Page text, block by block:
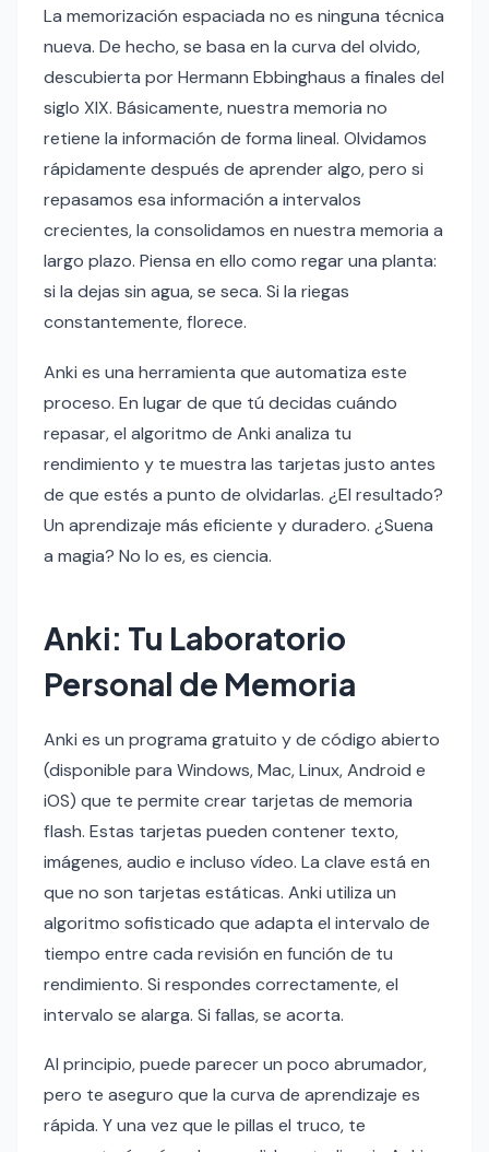
La memorización espaciada no es ninguna técnica
nueva. De hecho, se basa en la curva del olvido,
descubierta por Hermann Ebbinghaus a finales del
siglo XIX. Básicamente, nuestra memoria no
retiene la información de forma lineal. Olvidamos
rápidamente después de aprender algo, pero si
repasamos esa información a intervalos
crecientes, la consolidamos en nuestra memoria a
largo plazo. Piensa en ello como regar una planta:
si la dejas sin agua, se seca. Si la riegas
constantemente, florece.
Anki es una herramienta que automatiza este
proceso. En lugar de que tú decidas cuándo
repasar, el algoritmo de Anki analiza tu
rendimiento y te muestra las tarjetas justo antes
de que estés a punto de olvidarlas. ¿El resultado?
Un aprendizaje más eficiente y duradero. ¿Suena
a magia? No lo es, es ciencia.
Anki: Tu Laboratorio
Personal de Memoria
Anki es un programa gratuito y de código abierto
(disponible para Windows, Mac, Linux, Android e
iOS) que te permite crear tarjetas de memoria
flash. Estas tarjetas pueden contener texto,
imágenes, audio e incluso vídeo. La clave está en
que no son tarjetas estáticas. Anki utiliza un
algoritmo sofisticado que adapta el intervalo de
tiempo entre cada revisión en función de tu
rendimiento. Si respondes correctamente, el
intervalo se alarga. Si fallas, se acorta.
Al principio, puede parecer un poco abrumador,
pero te aseguro que la curva de aprendizaje es
rápida. Y una vez que le pillas el truco, te